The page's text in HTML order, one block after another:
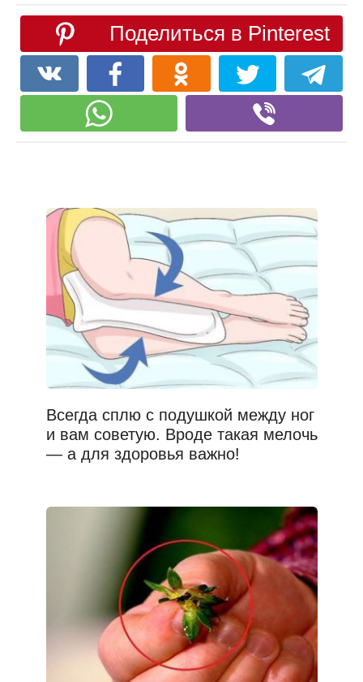
Поделиться в Pinterest
Всегда сплю с подушкой между ног
и вам советую. Вроде такая мелочь
— а для здоровья важно!